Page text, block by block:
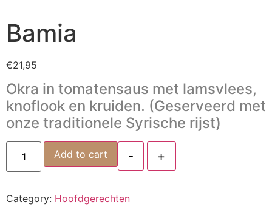
Bamia
€21,95
Okra in tomatensaus met lamsvlees,
knoflook en kruiden. (Geserveerd met
onze traditionele Syrische rijst)
- +
Add to cart
Category: Hoofdgerechten